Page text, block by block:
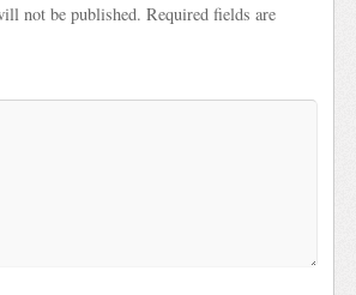
not be published. Required fields are